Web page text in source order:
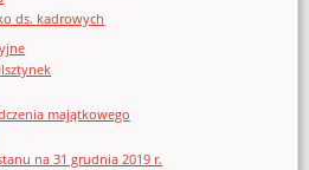
ds. kadrowych
majątkowego
na 31 grudnia 2019 r.